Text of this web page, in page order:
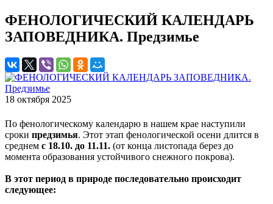
ФЕНОЛОГИЧЕСКИЙ КАЛЕНДАРЬ
ЗАПОВЕДНИКА. Предзимье
18 октября 2025
По фенологическому календарю в нашем крае наступили
сроки предзимья. Этот этап фенологической осени длится в
среднем с 18.10. до 11.11. (от конца листопада берез до
момента образования устойчивого снежного покрова).
В этот период в природе последовательно происходит
следующее: